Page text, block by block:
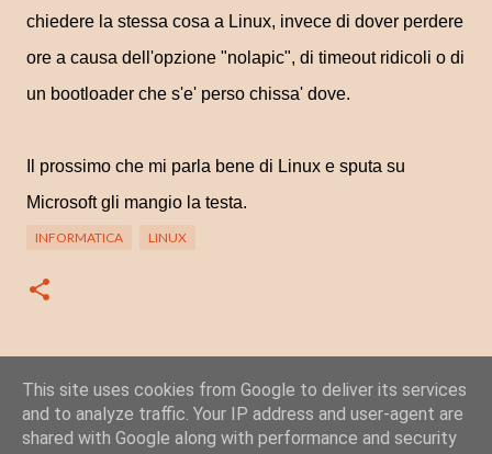
chiedere la stessa cosa a Linux, invece di dover perdere
ore a causa dell'opzione "nolapic", di timeout ridicoli o di
un bootloader che s'e' perso chissa' dove.
Il prossimo che mi parla bene di Linux e sputa su
Microsoft gli mangio la testa.
INFORMATICA LINUX
C
Posta un commento
This site uses cookies from Google to deliver its services
and to analyze traffic. Your IP address and user-agent are
shared with Google along with performance and security